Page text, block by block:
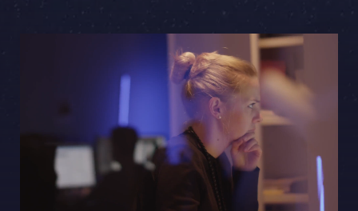
Skicka meddelande
Banérgatan 44
115 26 STHLM
View on map
+468-665 00 30